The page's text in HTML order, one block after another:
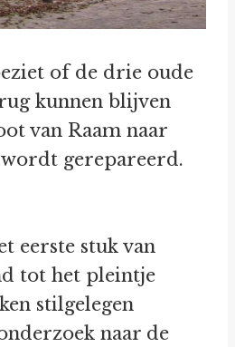
of de drie oude
kunnen blijven
van Raam naar
gerepareerd.
eerste stuk van
tot het pleintje
stilgelegen
naar de